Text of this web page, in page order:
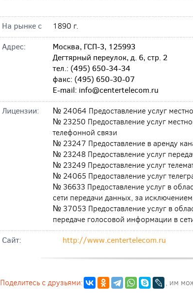
На рынке с
1890 г.
Адрес:
Москва, ГСП-3, 125993
Дегтярный переулок, д. 6, стр. 2
тел.: (495) 650-34-34
факс: (495) 650-30-07
E-mail: info@centertelecom.ru
Лицензии:
№ 24064 Предоставление услуг
№ 23250 Предоставление услуг
телефонной связи
№ 23247 Предоставление в аренду
№ 23248 Предоставление услуг
№ 23249 Предоставление услуг
№ 24065 Предоставление услуг
№ 36633 Предоставление услуг в
сети передачи данных, за
№ 37053 Предоставление услуг в
передаче голосовой информации в
Cайт:
http://www.centertelecom.ru
Поделитесь с друзьями: , им